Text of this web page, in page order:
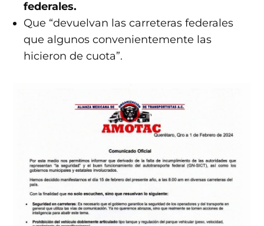
federales.
Que “devuelvan las carreteras federales
que algunos convenientemente las
hicieron de cuota”.